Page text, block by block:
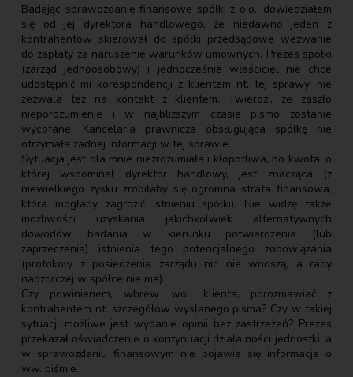
Badając sprawozdanie finansowe spółki z o.o., dowiedziałem
się od jej dyrektora handlowego, że niedawno jeden z
kontrahentów skierował do spółki przedsądowe wezwanie
do zapłaty za naruszenie warunków umownych. Prezes spółki
(zarząd jednoosobowy) i jednocześnie właściciel nie chce
udostępnić mi korespondencji z klientem nt. tej sprawy, nie
zezwala też na kontakt z klientem. Twierdzi, że zaszło
nieporozumienie i w najbliższym czasie pismo zostanie
wycofane. Kancelaria prawnicza obsługująca spółkę nie
otrzymała żadnej informacji w tej sprawie.
Sytuacja jest dla mnie niezrozumiała i kłopotliwa, bo kwota, o
której wspominał dyrektor handlowy, jest znacząca (z
niewielkiego zysku zrobiłaby się ogromna strata finansowa,
która mogłaby zagrozić istnieniu spółki). Nie widzę także
możliwości uzyskania jakichkolwiek alternatywnych
dowodów badania w kierunku potwierdzenia (lub
zaprzeczenia) istnienia tego potencjalnego zobowiązania
(protokoły z posiedzenia zarządu nic nie wnoszą, a rady
nadzorczej w spółce nie ma).
Czy powinienem, wbrew woli klienta, porozmawiać z
kontrahentem nt. szczegółów wysłanego pisma? Czy w takiej
sytuacji możliwe jest wydanie opinii bez zastrzeżeń? Prezes
przekazał oświadczenie o kontynuacji działalności jednostki, a
w sprawozdaniu finansowym nie pojawia się informacja o
ww. piśmie.